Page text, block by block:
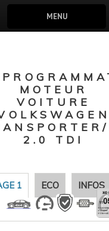
MENU
MOTEUR
VOITURE
2.0 TDI
1 ECO INFOS